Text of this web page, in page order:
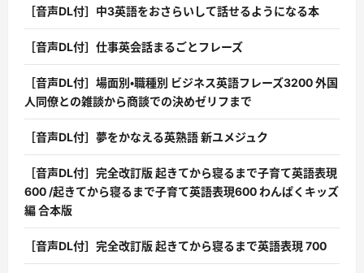
［音声DL付］中3英語をおさらいして話せるようになる本
［音声DL付］仕事英会話まるごとフレーズ
［音声DL付］場面別・職種別 ビジネス英語フレーズ3200 外国
人同僚との雑談から商談での決めゼリフまで
［音声DL付］夢をかなえる英熟語 新ユメジュク
［音声DL付］完全改訂版 起きてから寝るまで子育て英語表現
600 /起きてから寝るまで子育て英語表現600 わんぱくキッズ
編 合本版
［音声DL付］完全改訂版 起きてから寝るまで英語表現 700